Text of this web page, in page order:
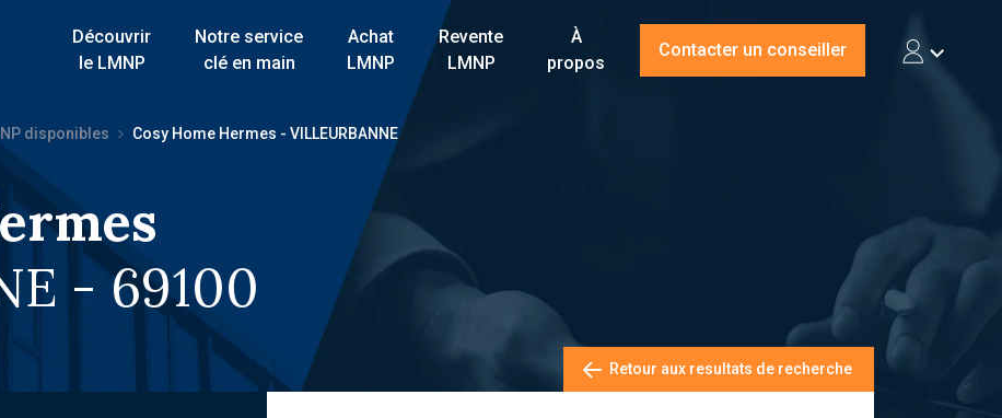
Découvrir
le LMNP
Notre service
clé en main
Achat
LMNP
Revente
LMNP
À
propos
Contacter un conseiller
disponibles Cosy Home Hermes - VILLEURBANNE
- 69100
Retour aux resultats de recherche